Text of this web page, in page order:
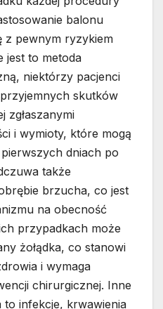
balonu
z pewnym ryzykiem
jest to metoda
niektórzy pacjenci
skutków
zgłaszanymi
i wymioty, które mogą
dniach po
także
brzucha, co jest
na obecność
przypadkach może
żołądka, co stanowi
i wymaga
chirurgicznej. Inne
to infekcje, krwawienia